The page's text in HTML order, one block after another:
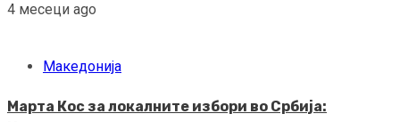
4 месеци ago
Македонија
Марта Кос за локалните избори во Србија: